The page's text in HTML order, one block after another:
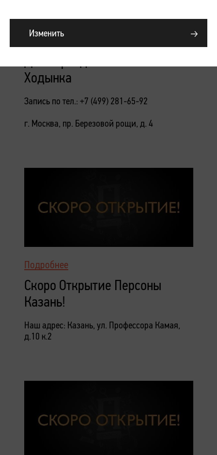
Ходынка
Запись по тел.: +7 (499) 281-65-92
г. Москва, пр. Березовой рощи, д. 4
Подробнее
Скоро Открытие Персоны
Казань!
Наш адрес: Казань, ул. Профессора Камая,
д.10 к.2
Изменить